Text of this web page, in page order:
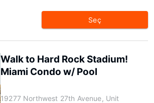
Seç
Walk to Hard Rock Stadium!
Miami Condo w/ Pool
19277 Northwest 27th Avenue, Unit